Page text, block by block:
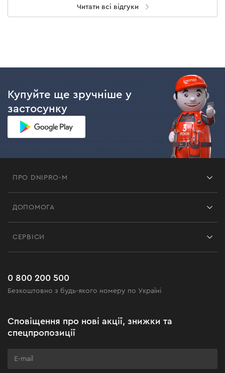
Читати всі відгуки
Купуйте ще зручніше у
застосунку
ПРО DNIPRO-M
Чорна п'ятниця
Подаруйте майстерність
Програма лояльності
ДОПОМОГА
Поширені запитання
СЕРВІСИ
0 800 200 500
Безкоштовно з будь-якого номеру по Україні
Сповіщення про нові акції, знижки та
спецпропозиції